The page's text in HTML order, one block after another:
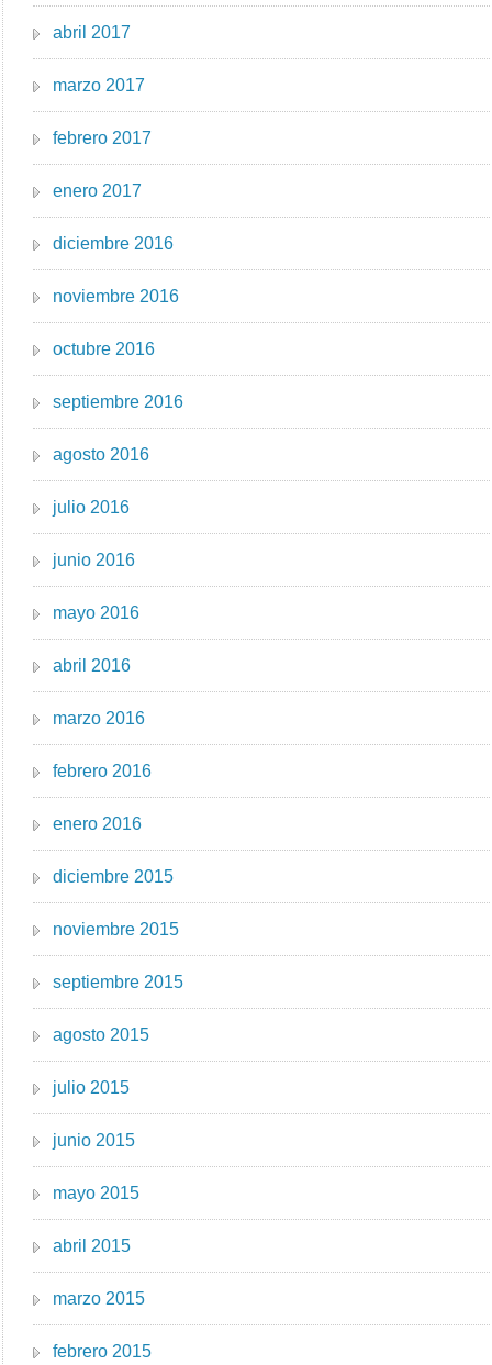
abril 2017
marzo 2017
febrero 2017
enero 2017
diciembre 2016
noviembre 2016
octubre 2016
septiembre 2016
agosto 2016
julio 2016
junio 2016
mayo 2016
abril 2016
marzo 2016
febrero 2016
enero 2016
diciembre 2015
noviembre 2015
septiembre 2015
agosto 2015
julio 2015
junio 2015
mayo 2015
abril 2015
marzo 2015
febrero 2015